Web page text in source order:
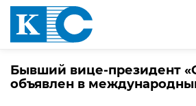
Бывший вице-президент
объявлен в